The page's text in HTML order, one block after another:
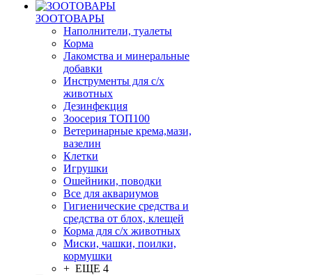
ЗООТОВАРЫ
Наполнители, туалеты
Корма
Лакомства и минеральные
добавки
Инструменты для с/х
животных
Дезинфекция
Зоосерия ТОП100
Ветеринарные крема,мази,
вазелин
Клетки
Игрушки
Ошейники, поводки
Все для аквариумов
Гигиенические средства и
средства от блох, клещей
Корма для с/х животных
Миски, чашки, поилки,
кормушки
+ ЕЩЕ 4